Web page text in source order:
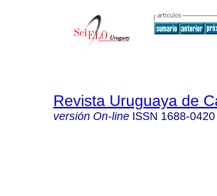
Revista Uruguaya de
versión On-line ISSN 1688-0420